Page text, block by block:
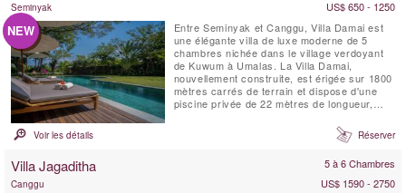
Seminyak US$ 650 - 1250
NEW
Entre Seminyak et Canggu, Villa Damai est
une élégante villa de luxe moderne de 5
chambres nichée dans le village verdoyant
de Kuwum à Umalas. La Villa Damai,
nouvellement construite, est érigée sur 1800
mètres carrés de terrain et dispose d'une
piscine privée de 22 mètres de longueur,
surplombant des champs de riz naturels.
Voir les détails Réserver
Villa Jagaditha 5 à 6 Chambres
Canggu
US$ 1590 - 2750